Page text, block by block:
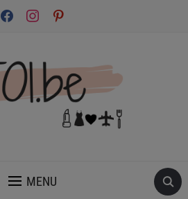
facebookinstagrampinterest
MENU